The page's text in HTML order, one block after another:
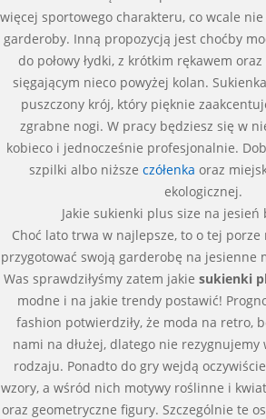
więcej sportowego charakteru, co wcale
garderoby. Inną propozycją jest choćby
do połowy łydki, z krótkim rękawem
sięgającym nieco powyżej kolan.
puszczony krój, który pięknie
zgrabne nogi. W pracy będziesz się w
kobieco i jednocześnie profesjonalnie.
szpilki albo niższe czółenka oraz
ekologicznej.
Jakie sukienki plus size na jesień
Choć lato trwa w najlepsze, to o tej
przygotować swoją garderobę na jesienne
Was sprawdziłyśmy zatem jakie sukienki
modne i na jakie trendy postawić!
fashion potwierdziły, że moda na retro,
nami na dłużej, dlatego nie rezygnujemy
rodzaju. Ponadto do gry wejdą
wzory, a wśród nich motywy roślinne i
oraz geometryczne figury. Szczególnie te